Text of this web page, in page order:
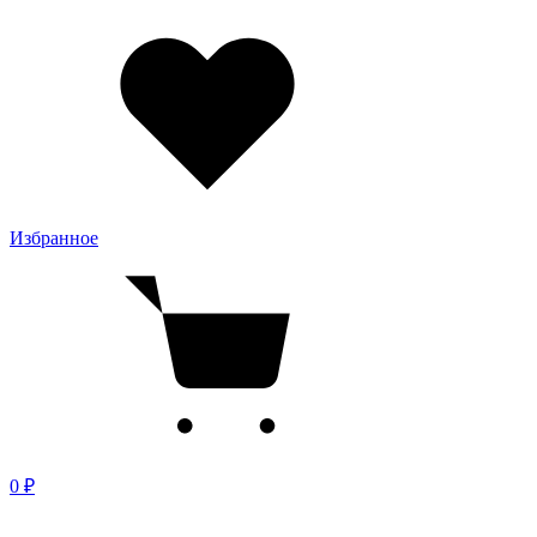
Избранное
0 ₽